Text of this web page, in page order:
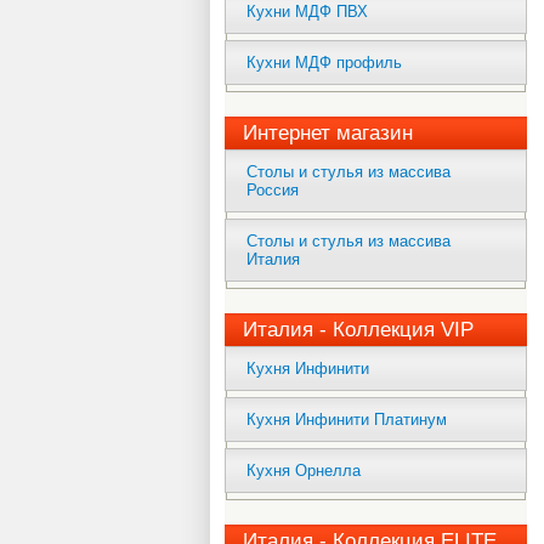
Кухни МДФ ПВХ
Кухни МДФ профиль
Интернет магазин
Столы и стулья из массива
Россия
Столы и стулья из массива
Италия
Италия - Коллекция VIP
Кухня Инфинити
Кухня Инфинити Платинум
Кухня Орнелла